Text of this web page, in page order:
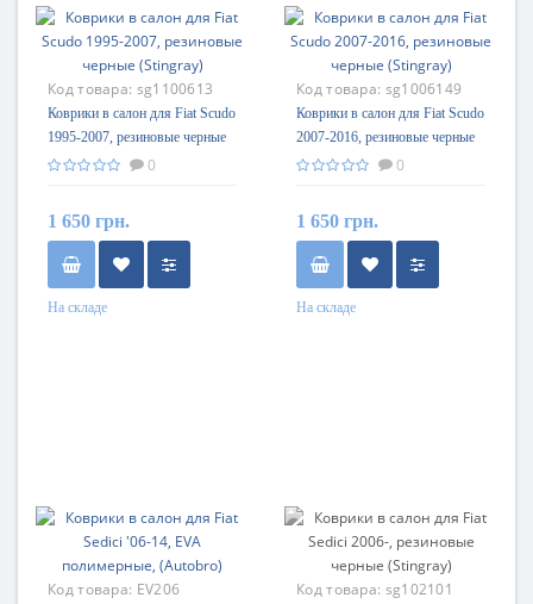
Код товара: sg1100613
Коврики в салон для Fiat Scudo
1995-2007, резиновые черные
(Stingray)
0
1 650 грн.
На складе
Код товара: sg1006149
Коврики в салон для Fiat Scudo
2007-2016, резиновые черные
(Stingray)
0
1 650 грн.
На складе
Код товара: EV206 Код товара: sg102101